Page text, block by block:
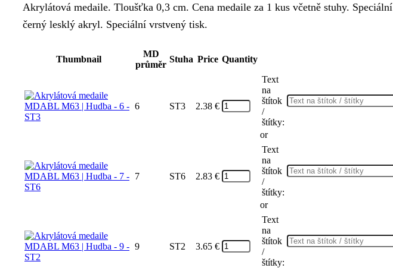
Akrylátová medaile. Tloušťka 0,3 cm. Cena medaile za 1 kus včetně stuhy. Speciální
černý lesklý akryl. Speciální vrstvený tisk.
Thumbnail
MD
průměr
Stuha Price Quantity
6 ST3 2.38 €
Text
na
štítok
/
štítky:
or
7 ST6 2.83 €
Text
na
štítok
/
štítky:
or
9 ST2 3.65 €
Text
na
štítok
/
štítky: